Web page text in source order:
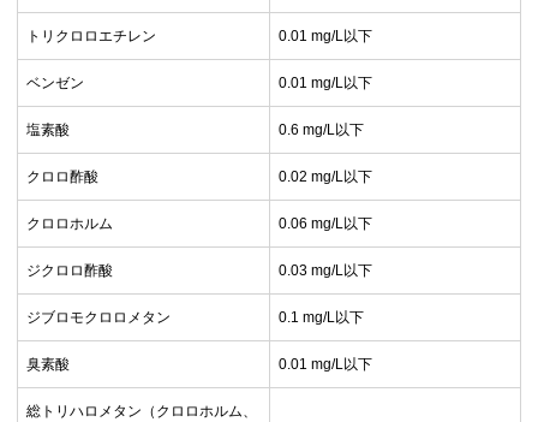
トリクロロエチレン 0.01 mg/L以下
ベンゼン 0.01 mg/L以下
塩素酸 0.6 mg/L以下
クロロ酢酸 0.02 mg/L以下
クロロホルム 0.06 mg/L以下
ジクロロ酢酸 0.03 mg/L以下
ジブロモクロロメタン 0.1 mg/L以下
臭素酸 0.01 mg/L以下
総トリハロメタン（クロロホルム、